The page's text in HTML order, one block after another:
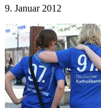
9. Januar 2012